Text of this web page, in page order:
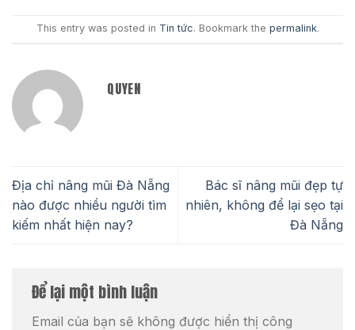
This entry was posted in Tin tức. Bookmark the permalink.
QUYEN
Địa chỉ nâng mũi Đà Nẵng
nào được nhiều người tìm
kiếm nhất hiện nay?
Bác sĩ nâng mũi đẹp tự
nhiên, không để lại sẹo tại
Đà Nẵng
Để lại một bình luận
Email của bạn sẽ không được hiển thị công